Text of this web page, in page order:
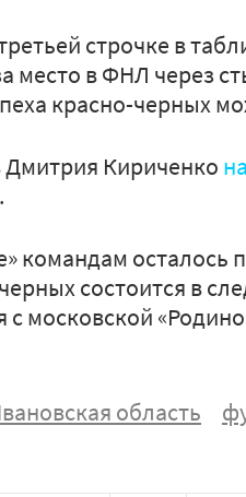
строчке в
место в ФНЛ через
красно-черных
Кириченко
командам осталось
состоится в
с московской
область